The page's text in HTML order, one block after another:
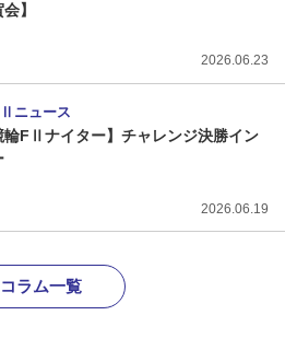
】
2026.06.23
ニュース
輪FⅡナイター】チャレンジ決勝イン
2026.06.19
コラム一覧